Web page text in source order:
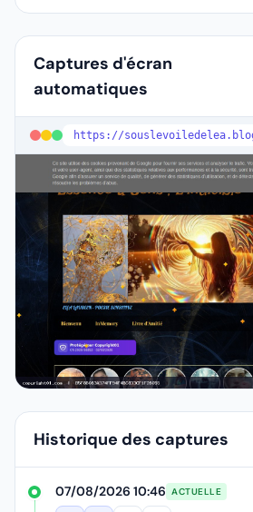
Captures d'écran
automatiques
https://
Historique des captures
07/08/2026 10:46 ACTUELLE